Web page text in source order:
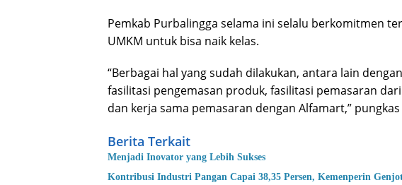
Pemkab Purbalingga selama ini selalu berkomitmen
UMKM untuk bisa naik kelas.
“Berbagai hal yang sudah dilakukan, antara lain
fasilitasi pengemasan produk, fasilitasi pemasaran
dan kerja sama pemasaran dengan Alfamart,” pungkas
Berita Terkait
Menjadi Inovator yang Lebih Sukses
Kontribusi Industri Pangan Capai 38,35 Persen, Kemenperin